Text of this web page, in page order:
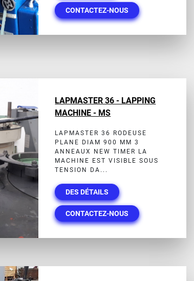
CONTACTEZ-NOUS
LAPMASTER 36 - LAPPING
MACHINE - MS
LAPMASTER 36 RODEUSE
PLANE DIAM 900 MM 3
ANNEAUX NEW TIMER LA
MACHINE EST VISIBLE SOUS
TENSION DA...
DES DÉTAILS
CONTACTEZ-NOUS